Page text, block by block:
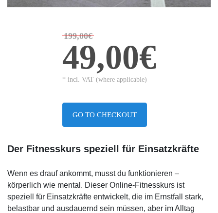
199,00€
49,00€
* incl. VAT (where applicable)
GO TO CHECKOUT
Der Fitnesskurs speziell für Einsatzkräfte
Wenn es drauf ankommt, musst du funktionieren –
körperlich wie mental. Dieser Online-Fitnesskurs ist
speziell für Einsatzkräfte entwickelt, die im Ernstfall stark,
belastbar und ausdauernd sein müssen, aber im Alltag